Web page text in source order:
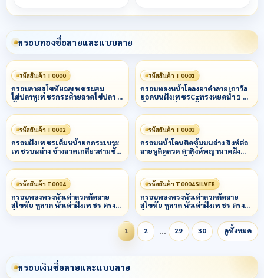
กรอบทองชื่อลายและแบบลาย
รหัสสินค้า T0000
กรอบลายสุโขทัยฉลุเพชรผสม
ไข่ปลาหูเพชรกระต่ายลวดไข่ปลา 3
ชั้น
รหัสสินค้า T0001
กรอบทองหน้าโอลงยาดำลายเถาวัล
ยอดบนฝังเพชรCzทรงหยดน้ำ 1 ม็ด
ข้างลวดเกลียว 3 ชั้น
รหัสสินค้า T0002
กรอบฝังเพชรเต็มหน้ายกกระเบาะ
เพชรบนล่าง ข้างลวดเกลียวสามชั้น
น
รหัสสินค้า T0003
กรอบหน้าโอนติดซุ้มบนล่าง สิงห์ต่อ
ลายหูติดลวด ตาสิงห์พญานาคฝัง
เพชร ข้างลวดไข่ปลาผสมหลอด
รหัสสินค้า T0004
กรอบทองทรงหัวเต่าลวดดัดลาย
สุโขทัย หูลวด หัวเต่าฝังเพชร ตรง
กลางยกกนฝระเบาะฝันเพชร
รหัสสินค้า T0004SILVER
กรอบทองทรงหัวเต่าลวดดัดลาย
สุโขทัย หูลวด หัวเต่าฝังเพชร ตรง
กลางยกกนฝระเบาะฝันเพชร
1
2 … 29 30 ดูทั้งหมด
กรอบเงินชื่อลายและแบบลาย